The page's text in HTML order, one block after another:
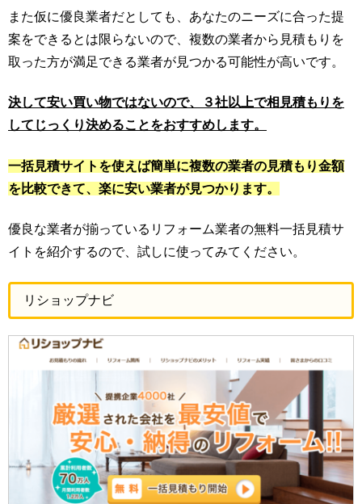
また仮に優良業者だとしても、あなたのニーズに合った提
案をできるとは限らないので、複数の業者から見積もりを
取った方が満足できる業者が見つかる可能性が高いです。
決して安い買い物ではないので、３社以上で相見積もりを
してじっくり決めることをおすすめします。
一括見積サイトを使えば簡単に複数の業者の見積もり金額
を比較できて、楽に安い業者が見つかります。
優良な業者が揃っているリフォーム業者の無料一括見積サ
イトを紹介するので、試しに使ってみてください。
リショップナビ